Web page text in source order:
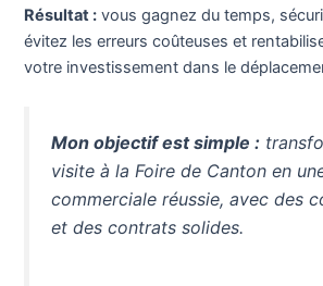
Résultat : vous gagnez du temps,
évitez les erreurs coûteuses et
votre investissement dans le
Mon objectif est simple :
visite à la Foire de Canton en
commerciale réussie, avec des
et des contrats solides.